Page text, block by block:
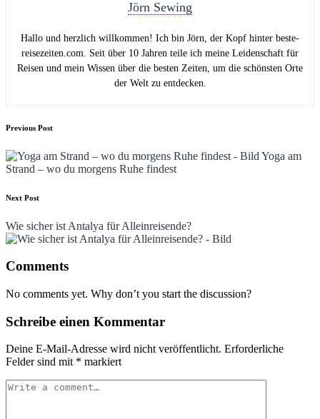
Jörn Sewing
Hallo und herzlich willkommen! Ich bin Jörn, der Kopf hinter beste-
reisezeiten.com. Seit über 10 Jahren teile ich meine Leidenschaft für
Reisen und mein Wissen über die besten Zeiten, um die schönsten Orte
der Welt zu entdecken.
Post
navigation
Previous Post
Yoga am
Strand – wo du morgens Ruhe findest
Next Post
Wie sicher ist Antalya für Alleinreisende?
Comments
No comments yet. Why don’t you start the discussion?
Schreibe einen Kommentar
Deine E-Mail-Adresse wird nicht veröffentlicht. Erforderliche
Felder sind mit * markiert